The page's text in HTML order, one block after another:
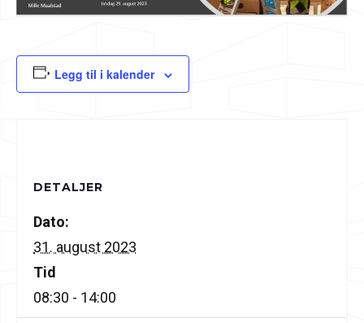
Legg til i kalender
DETALJER
Dato:
31. august 2023
Tid
08:30 - 14:00